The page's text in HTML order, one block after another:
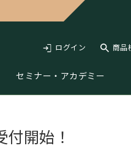
ログイン 商品
セミナー・アカデミー
開始！